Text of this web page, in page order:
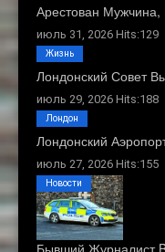
Арестован
июль 31, 2026 Hits:129
Лондонский Совет
июль 29, 2026 Hits:188
Жизнь
Лондонский
июль 27, 2026 Hits:155
Лондон
Новости